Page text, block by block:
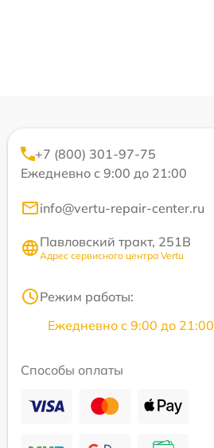
+7 (800) 301-97-75
Ежедневно с 9:00 до 21:00
info@vertu-repair-center.ru
Павловский тракт, 251В
Адрес сервисного центра Vertu
Режим работы:
Ежедневно с 9:00 до 21:00
Способы оплаты